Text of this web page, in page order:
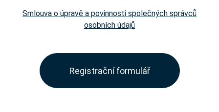
Smlouva o úpravě a povinnosti společných správců
osobních údajů
Registrační formulář